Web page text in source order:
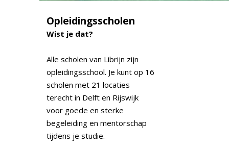
Opleidingsscholen
Wist je dat?
Alle scholen van Librijn zijn
opleidingsschool. Je kunt op 16
scholen met 21 locaties
terecht in Delft en Rijswijk
voor goede en sterke
begeleiding en mentorschap
tijdens je studie.